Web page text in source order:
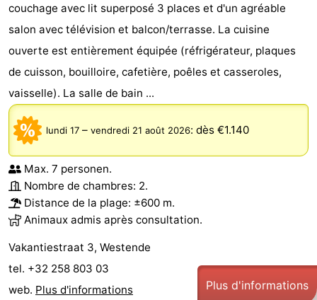
faire
d'intérêt
-
Monuments
-
Églises
Points
de
vue
Attractions
-
Fermes
-
Terrains
-
couchage avec lit superposé 3 places et d'un agréable
salon avec télévision et balcon/terrasse. La cuisine
ouverte est entièrement équipée (réfrigérateur, plaques
de cuisson, bouilloire, cafetière, poêles et casseroles,
vaisselle). La salle de bain ...
lundi 17 – vendredi 21 août 2026: dès €1.140
Max. 7 personen.
Nombre de chambres: 2.
Distance de la plage: ±600 m.
Animaux admis après consultation.
Vakantiestraat 3, Westende
tel. +32 258 803 03
web. Plus d'informations Plus d'informations